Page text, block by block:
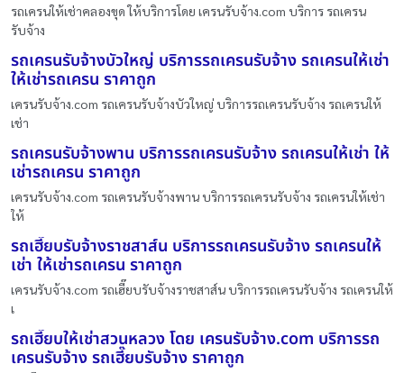
รถเครนให้เช่าคลองขุด ให้บริการโดย เครนรับจ้าง.com บริการ รถเครน
รับจ้าง
รถเครนรับจ้างบัวใหญ่ บริการรถเครนรับจ้าง รถเครนให้เช่า
ให้เช่ารถเครน ราคาถูก
เครนรับจ้าง.com รถเครนรับจ้างบัวใหญ่ บริการรถเครนรับจ้าง รถเครนให้
เช่า
รถเครนรับจ้างพาน บริการรถเครนรับจ้าง รถเครนให้เช่า ให้
เช่ารถเครน ราคาถูก
เครนรับจ้าง.com รถเครนรับจ้างพาน บริการรถเครนรับจ้าง รถเครนให้เช่า
ให้
รถเฮี๊ยบรับจ้างราชสาส์น บริการรถเครนรับจ้าง รถเครนให้
เช่า ให้เช่ารถเครน ราคาถูก
เครนรับจ้าง.com รถเฮี๊ยบรับจ้างราชสาส์น บริการรถเครนรับจ้าง รถเครนให้
เ
รถเฮี๊ยบให้เช่าสวนหลวง โดย เครนรับจ้าง.com บริการรถ
เครนรับจ้าง รถเฮี๊ยบรับจ้าง ราคาถูก